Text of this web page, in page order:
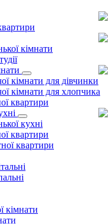
кімнати
кімнати для дівчинки
кімнати для хлопчика
квартири
кухні
квартири
квартири
кімнати